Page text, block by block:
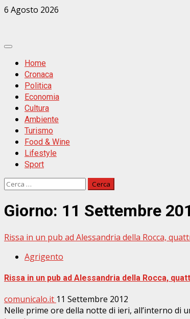
Zum
6 Agosto 2026
Primäres
MenüHome
Cronaca
Politica
Economia
Cultura
Ambiente
Turismo
Food & Wine
Lifestyle
Sport
Ricerca
Giorno: 11 Settembre
Rissa in un pub ad Alessandria della Rocca,
Agrigento
Rissa in un pub ad Alessandria della Rocca,
comunicalo.it 11 Settembre 2012
Nelle prime ore della notte di ieri, all’interno di